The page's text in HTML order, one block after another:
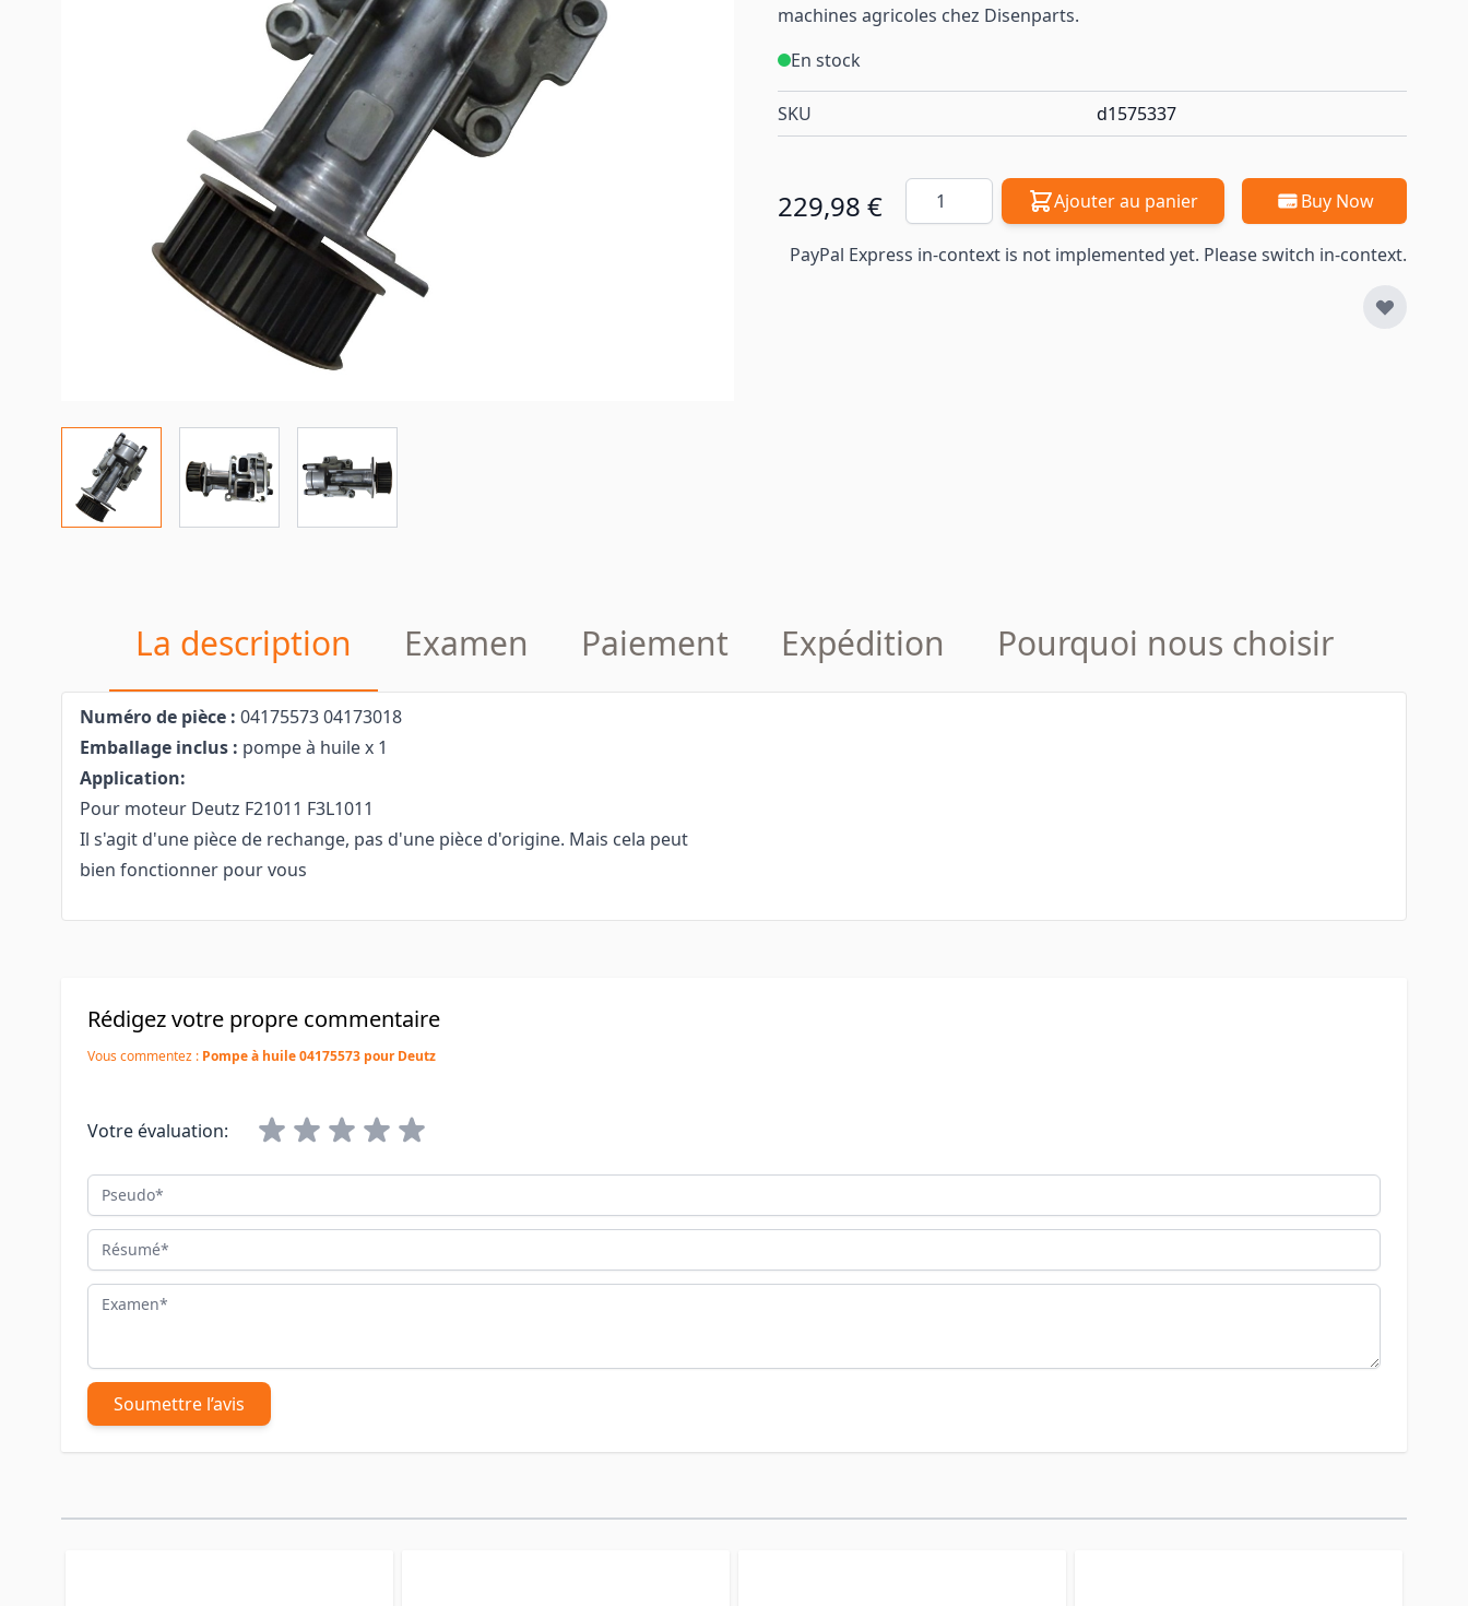
machines agricoles chez Disenparts.
En stock
SKU d1575337
229,98 € Quantité Ajouter au panier Buy Now
PayPal Express in-context is not implemented yet. Please switch in-context.
La description Examen Paiement Expédition Pourquoi nous choisir
Numéro de pièce : 04175573 04173018
Emballage inclus : pompe à huile x 1
Application:
Pour moteur Deutz F21011 F3L1011
Il s'agit d'une pièce de rechange, pas d'une pièce d'origine. Mais cela peut
bien fonctionner pour vous
Rédigez votre propre commentaire
Vous commentez : Pompe à huile 04175573 pour Deutz
Votre évaluation:
Pseudo
Résumé
Examen
Soumettre l’avis